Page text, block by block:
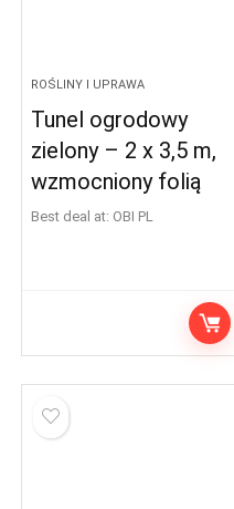
ROŚLINY I UPRAWA
Tunel ogrodowy
zielony – 2 x 3,5 m,
wzmocniony folią
Best deal at: OBI PL